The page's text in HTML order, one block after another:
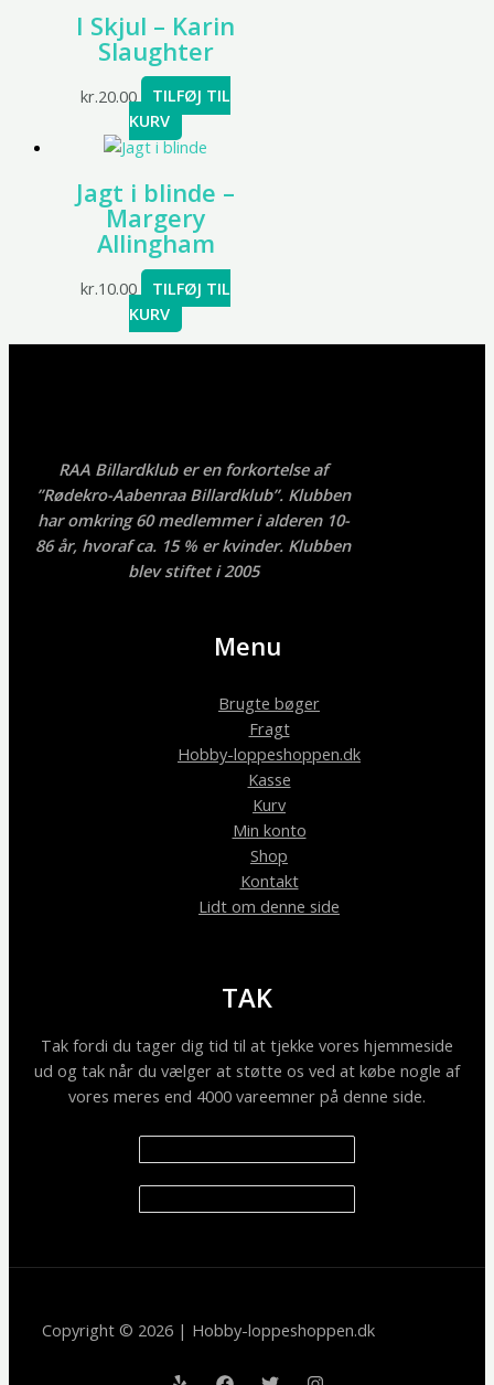
I Skjul – Karin
Slaughter
kr.20.00
TILFØJ TIL
KURV
Jagt i blinde –
Margery
Allingham
kr.10.00
TILFØJ TIL
KURV
RAA Billardklub er en forkortelse af
”Rødekro-Aabenraa Billardklub”. Klubben
har omkring 60 medlemmer i alderen 10-
86 år, hvoraf ca. 15 % er kvinder. Klubben
blev stiftet i 2005
Menu
Brugte bøger
Fragt
Hobby-loppeshoppen.dk
Kasse
Kurv
Min konto
Shop
Kontakt
Lidt om denne side
TAK
Tak fordi du tager dig tid til at tjekke vores hjemmeside
ud og tak når du vælger at støtte os ved at købe nogle af
vores meres end 4000 vareemner på denne side.
Copyright © 2026 | Hobby-loppeshoppen.dk